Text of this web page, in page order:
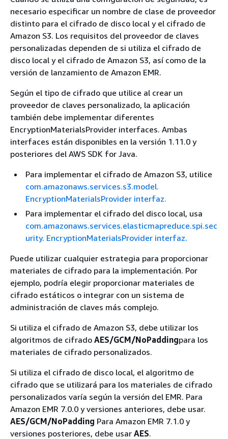
necesario especificar un nombre de clase de proveedor
distinto para el cifrado de disco local y el cifrado de
Amazon S3. Los requisitos del proveedor de claves
personalizadas dependen de si utiliza el cifrado de
disco local y el cifrado de Amazon S3, así como de la
versión de lanzamiento de Amazon EMR.
Según el tipo de cifrado que utilice al crear un
proveedor de claves personalizado, la aplicación
también debe implementar diferentes
EncryptionMaterialsProvider interfaces. Ambas
interfaces están disponibles en la versión 1.11.0 y
posteriores del AWS SDK for Java.
Para implementar el cifrado de Amazon S3, utilice
com.amazonaws.services.s3.model.
EncryptionMaterialsProvider interfaz.
Para implementar el cifrado del disco local, usa
com.amazonaws.services.elasticmapreduce.spi.sec
urity. EncryptionMaterialsProvider interfaz.
Puede utilizar cualquier estrategia para proporcionar
materiales de cifrado para la implementación. Por
ejemplo, podría elegir proporcionar materiales de
cifrado estáticos o integrar con un sistema de
administración de claves más complejo.
Si utiliza el cifrado de Amazon S3, debe utilizar los
algoritmos de cifrado AES/GCM/NoPaddingpara los
materiales de cifrado personalizados.
Si utiliza el cifrado de disco local, el algoritmo de
cifrado que se utilizará para los materiales de cifrado
personalizados varía según la versión del EMR. Para
Amazon EMR 7.0.0 y versiones anteriores, debe usar.
AES/GCM/NoPadding Para Amazon EMR 7.1.0 y
versiones posteriores, debe usar AES.